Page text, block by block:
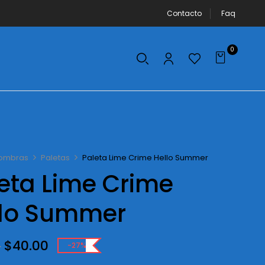
Contacto Faq
0
Paletas Paleta Lime Crime Hello Summer
Lime Crime
Summer
Original
$40.00 Current
price
-27%